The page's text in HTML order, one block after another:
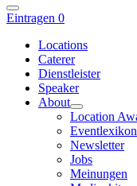
Eintragen 0
Locations
Caterer
Dienstleister
Speaker
About
Location
Eventlexikon
Newsletter
Jobs
Meinungen